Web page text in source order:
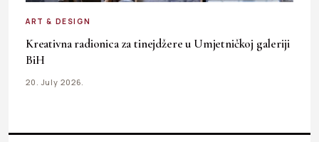
ART & DESIGN
Kreativna radionica za tinejdžere u Umjetničkoj galeriji
BiH
20. July 2026.